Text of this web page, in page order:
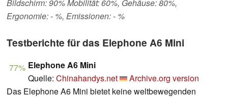
Bildschirm: 90% Mobilität: 60%, Gehäuse: 80%,
Ergonomie: - %, Emissionen: - %
Testberichte für das Elephone A6 Mini
77% Elephone A6 Mini
Quelle: Chinahandys.net
Archive.org version
Das Elephone A6 Mini bietet keine weltbewegenden